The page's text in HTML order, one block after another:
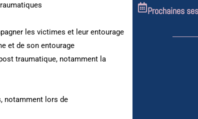
les victimes et leur entourage
et de son entourage
traumatique, notamment la
notamment lors de
Prochaines